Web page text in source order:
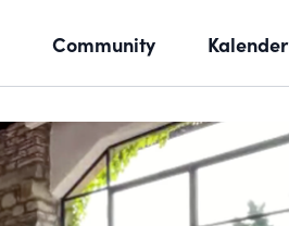
Community Kalender